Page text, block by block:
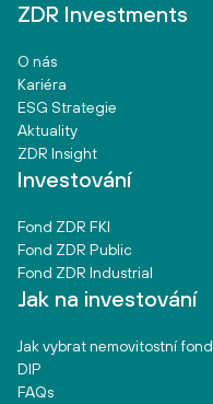
ZDR Investments
O nás
Kariéra
ESG Strategie
Aktuality
ZDR Insight
Investování
Fond ZDR FKI
Fond ZDR Public
Fond ZDR Industrial
Jak na investování
Jak vybrat nemovitostní fond
DIP
FAQs